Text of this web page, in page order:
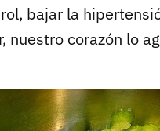
bajar la
nuestro corazón lo